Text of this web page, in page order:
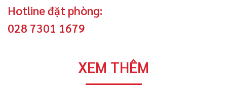
Hotline đặt phòng:
028 7301 1679
XEM THÊM